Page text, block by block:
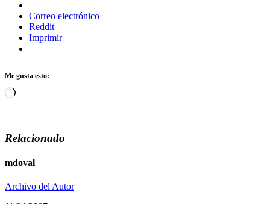
Correo electrónico
Reddit
Imprimir
Me gusta esto:
Cargando...
Relacionado
mdoval
Archivo del Autor